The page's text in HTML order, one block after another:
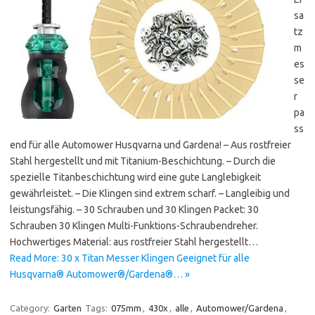
sa
tz
m
es
se
r
pa
ss
end für alle Automower Husqvarna und Gardena! – Aus rostfreier
Stahl hergestellt und mit Titanium-Beschichtung. – Durch die
spezielle Titanbeschichtung wird eine gute Langlebigkeit
gewährleistet. – Die Klingen sind extrem scharf. – Langleibig und
leistungsfähig. – 30 Schrauben und 30 Klingen Packet: 30
Schrauben 30 Klingen Multi-Funktions-Schraubendreher.
Hochwertiges Material: aus rostfreier Stahl hergestellt…
Read More: 30 x Titan Messer Klingen Geeignet für alle
Husqvarna® Automower®/Gardena®… »
Category: Garten Tags: 075mm , 430x , alle , Automower/Gardena ,